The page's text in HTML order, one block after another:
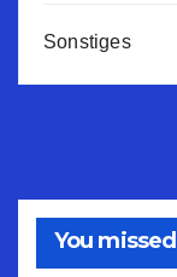
Sonstiges
You missed